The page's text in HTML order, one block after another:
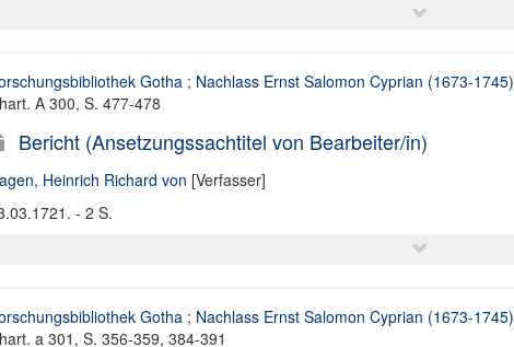
Gotha; Nachlass Ernst Salomon Cyprian (1673-1745)
A 300, S. 477-478
Bericht (Ansetzungssachtitel von Bearbeiter/in)
Heinrich Richard von [Verfasser]
- 2 S.
Gotha; Nachlass Ernst Salomon Cyprian (1673-1745)
a 301, S. 356-359, 384-391